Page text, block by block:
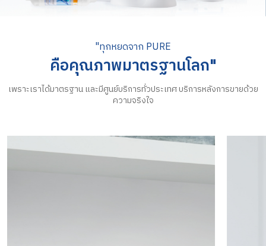
"ทุกหยดจาก PURE
คือคุณภาพมาตรฐานโลก​"
เพราะเราได้มาตรฐาน และมีศูนย์บริการทั่วประเทศ บริการหลังการขายด้วย
ความจริงใจ